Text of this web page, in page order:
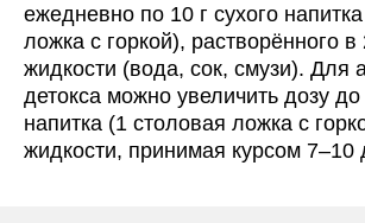
ежедневно по 10 г сухого
ложка с горкой), растворённого
жидкости (вода, сок, смузи). Для
детокса можно увеличить дозу до
напитка (1 столовая ложка с
жидкости, принимая курсом 7–10